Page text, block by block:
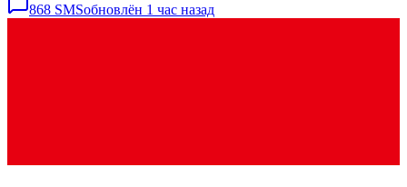
868 SMSобновлён 1 час назад